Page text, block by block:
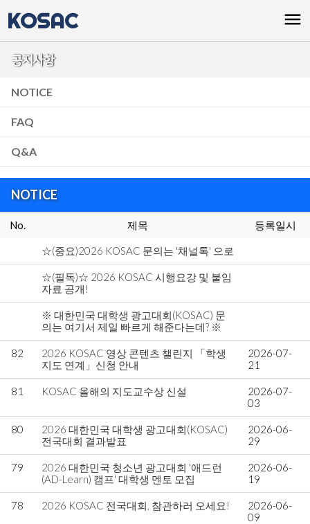
KOSAC menu
공지사항
NOTICE
FAQ
Q&A
NOTICE
No. 제목 등록일시
☆(중요)2026 KOSAC 문의는 '채널톡' 으로
☆(필독)☆ 2026 KOSAC 시행요강 및 붙임
자료 공개!
※ 대한민국 대학생 광고대회(KOSAC) 문
의는 여기서 제일 빠르게 해준다는데? ※
82
2026 KOSAC 영상 콘텐츠 챌린지 「학생
지도 연계」신청 안내
2026-07-
21
81 KOSAC 올해의 지도교수상 신설
2026-07-
03
80
2026 대한민국 대학생 광고대회(KOSAC)
전국대회 결과발표
2026-06-
29
79
2026 대한민국 청소년 광고대회 '애드런
(AD-Learn) 캠프' 대학생 멘토 모집
2026-06-
19
78 2026 KOSAC 전국대회, 참관하러 오세요!
2026-06-
09